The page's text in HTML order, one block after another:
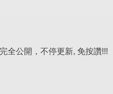
全公開，不停更新, 免按讚!!!